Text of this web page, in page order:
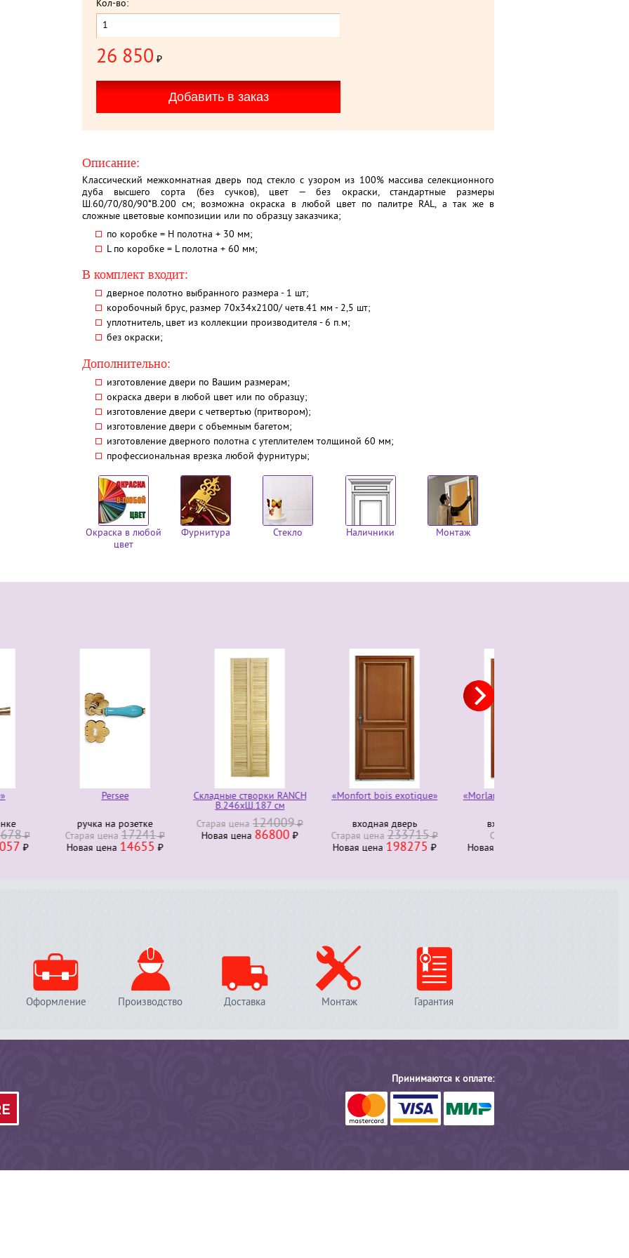
Кол-во:
26 850 ₽
Описание:
Классический межкомнатная дверь под стекло с узором из 100% массива селекционного
дуба высшего сорта (без сучков), цвет — без окраски, стандартные размеры
Ш.60/70/80/90*В.200 см; возможна окраска в любой цвет по палитре RAL, а так же в
сложные цветовые композиции или по образцу заказчика;
по коробке = Н полотна + 30 мм;
L по коробке = L полотна + 60 мм;
В комплект входит:
дверное полотно выбранного размера - 1 шт;
коробочный брус, размер 70х34х2100/ четв.41 мм - 2,5 шт;
уплотнитель, цвет из коллекции производителя - 6 п.м;
без окраски;
Дополнительно:
изготовление двери по Вашим размерам;
окраска двери в любой цвет или по образцу;
изготовление двери с четвертью (притвором);
изготовление двери с объемным багетом;
изготовление дверного полотна с утеплителем толщиной 60 мм;
профессиональная врезка любой фурнитуры;
Окраска в любой
цвет
Фурнитура Стекло Наличники Монтаж
на розетке
ценa17241
₽
ценa14655 ₽
Складные створки RANCH
Старая ценa
124009₽
Новая ценa86800 ₽
«Monfort bois exotique»
входная дверь
Старая ценa233715₽
198275₽
«Morlanne bois exotique»
входная дверь
Старая ценa
Новая ценa 213026₽
Оформление Производство Доставка Монтаж Гарантия
Принимаются к оплате: